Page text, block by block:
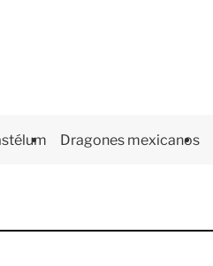
Dragones mexicanos